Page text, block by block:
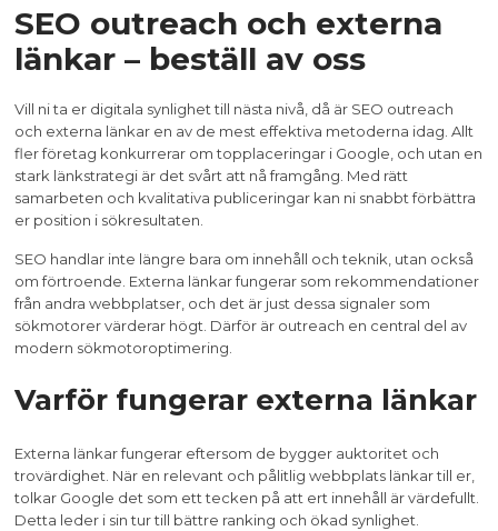
SEO outreach och externa
länkar – beställ av oss
Vill ni ta er digitala synlighet till nästa nivå, då är SEO outreach
och externa länkar en av de mest effektiva metoderna idag. Allt
fler företag konkurrerar om topplaceringar i Google, och utan en
stark länkstrategi är det svårt att nå framgång. Med rätt
samarbeten och kvalitativa publiceringar kan ni snabbt förbättra
er position i sökresultaten.
SEO handlar inte längre bara om innehåll och teknik, utan också
om förtroende. Externa länkar fungerar som rekommendationer
från andra webbplatser, och det är just dessa signaler som
sökmotorer värderar högt. Därför är outreach en central del av
modern sökmotoroptimering.
Varför fungerar externa länkar
Externa länkar fungerar eftersom de bygger auktoritet och
trovärdighet. När en relevant och pålitlig webbplats länkar till er,
tolkar Google det som ett tecken på att ert innehåll är värdefullt.
Detta leder i sin tur till bättre ranking och ökad synlighet.